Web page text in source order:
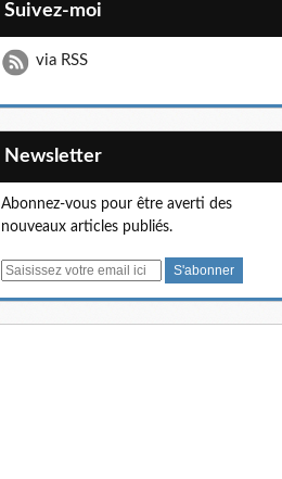
Suivez-moi
via RSS
Newsletter
Abonnez-vous pour être averti des
nouveaux articles publiés.
E